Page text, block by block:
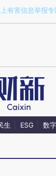
有害信息举报专
生 ESG 数